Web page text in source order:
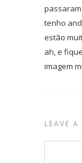
tenho
estão
ah, e
imagem
LEAVE A